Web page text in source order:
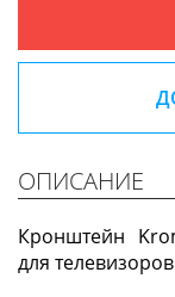
ОПИСАНИЕ
Кронштейн
для